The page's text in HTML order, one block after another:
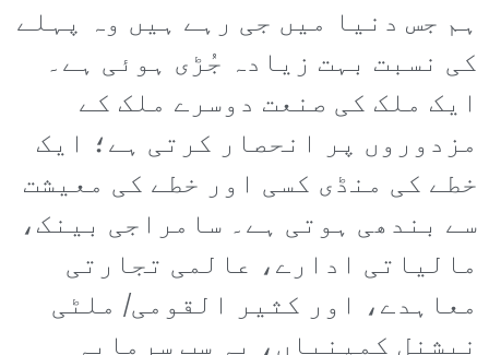
ہم جس دنیا میں جی رہے ہیں وہ پہلے
کی نسبت بہت زیادہ جُڑی ہوئی ہے۔
ایک ملک کی صنعت دوسرے ملک کے
مزدوروں پر انحصار کرتی ہے؛ ایک
خطے کی منڈی کسی اور خطے کی معیشت
سے بندھی ہوتی ہے۔ سامراجی بینک،
مالیاتی ادارے، عالمی تجارتی
معاہدے، اور کثیر القومی/ ملٹی